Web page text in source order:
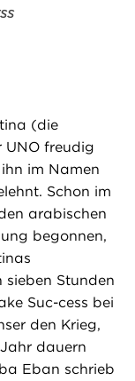
(die
UNO freudig
im Namen
Schon im
arabischen
begonnen,
sieben Stunden
Suc-cess bei
den Krieg,
dauern
Eban schrieb